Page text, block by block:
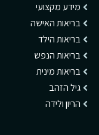
מידע מקצועי
בריאות האישה
בריאות הילד
בריאות הנפש
בריאות מינית
גיל הזהב
הריון ולידה